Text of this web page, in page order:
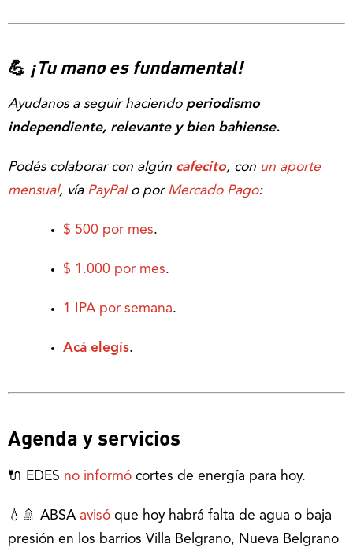
💪 ¡Tu mano es fundamental!
Ayudanos a seguir haciendo periodismo
independiente, relevante y bien bahiense.
Podés colaborar con algún cafecito, con un aporte
mensual, víaPayPalo porMercado Pago:
$ 500 por mes.
$ 1.000 por mes.
1 IPA por semana.
Acá elegís.
Agenda y servicios
🔌 EDES no informó cortes de energía para hoy.
💧🚿 ABSA avisó que hoy habrá falta de agua o baja
presión en los barrios Villa Belgrano, Nueva Belgrano